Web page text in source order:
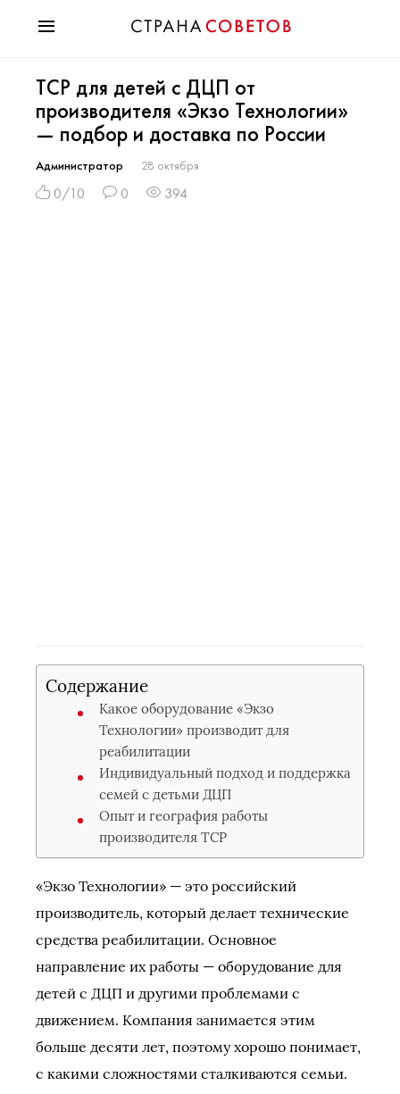
Мода
Звезды
Гороскопы
Здоровье
Психология
ТСР для детей с ДЦП от
производителя «Экзо Технологии»
— подбор и доставка по России
Администратор 28 октября
0/10 0 394
Содержание
Какое оборудование «Экзо
Технологии» производит для
реабилитации
Индивидуальный подход и поддержка
семей с детьми ДЦП
Опыт и география работы
производителя ТСР
«Экзо Технологии» — это российский
производитель, который делает технические
средства реабилитации. Основное
направление их работы — оборудование для
детей с ДЦП и другими проблемами с
движением. Компания занимается этим
больше десяти лет, поэтому хорошо понимает,
с какими сложностями сталкиваются семьи.